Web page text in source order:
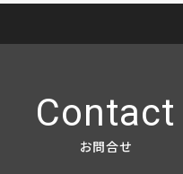
Contact
お問合せ